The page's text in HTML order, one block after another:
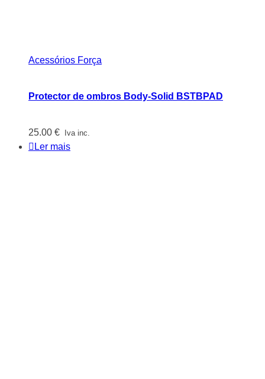
Acessórios Força
Protector de ombros Body-Solid BSTBPAD
25.00 € Iva inc.
Ler mais